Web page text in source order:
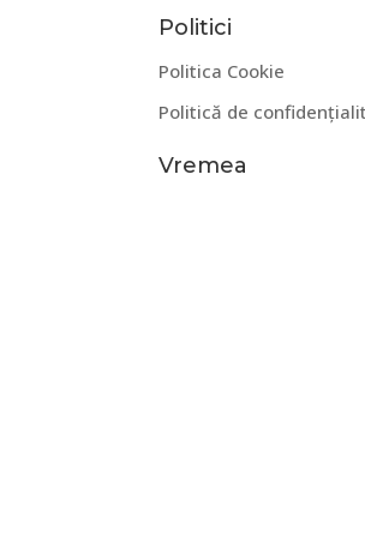
Politici
Politica Cookie
Politică de
Vremea